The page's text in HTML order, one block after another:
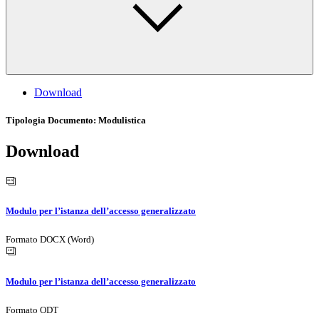
Download
Tipologia Documento: Modulistica
Download
Modulo per l’istanza dell’accesso generalizzato
Formato DOCX (Word)
Modulo per l’istanza dell’accesso generalizzato
Formato ODT